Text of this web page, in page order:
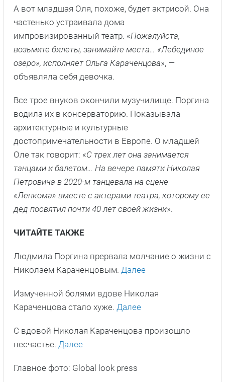
А вот младшая Оля, похоже, будет актрисой. Она
частенько устраивала дома
импровизированный театр. «Пожалуйста,
возьмите билеты, занимайте места… «Лебединое
озеро», исполняет Ольга Караченцова», —
объявляла себя девочка.
Все трое внуков окончили музучилище. Поргина
водила их в консерваторию. Показывала
архитектурные и культурные
достопримечательности в Европе. О младшей
Оле так говорит: «С трех лет она занимается
танцами и балетом… На вечере памяти Николая
Петровича в 2020-м танцевала на сцене
«Ленкома» вместе с актерами театра, которому ее
дед посвятил почти 40 лет своей жизни».
ЧИТАЙТЕ ТАКЖЕ
Людмила Поргина прервала молчание о жизни с
Николаем Караченцовым. Далее
Измученной болями вдове Николая
Караченцова стало хуже. Далее
С вдовой Николая Караченцова произошло
несчастье. Далее
Главное фото: Global look press